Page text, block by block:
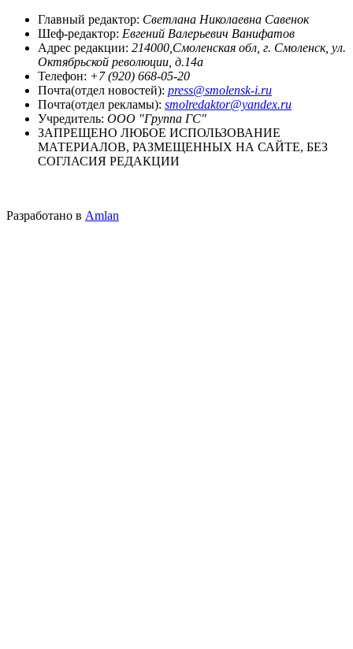
Главный редактор: Светлана Николаевна Савенок
Шеф-редактор: Евгений Валерьевич Ванифатов
Адрес редакции: 214000,Смоленская обл, г. Смоленск, ул.
Октябрьской революции, д.14а
Телефон: +7 (920) 668-05-20
Почта(отдел новостей): press@smolensk-i.ru
Почта(отдел рекламы): smolredaktor@yandex.ru
Учредитель: ООО "Группа ГС"
ЗАПРЕЩЕНО ЛЮБОЕ ИСПОЛЬЗОВАНИЕ
МАТЕРИАЛОВ, РАЗМЕЩЕННЫХ НА САЙТЕ, БЕЗ
СОГЛАСИЯ РЕДАКЦИИ
Разработано в Amlan